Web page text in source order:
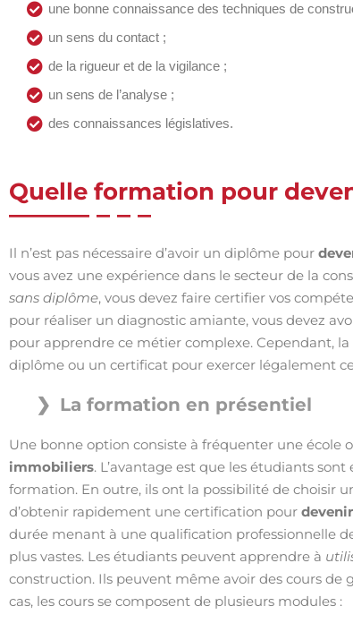
une bonne connaissance des techniques de
un sens du contact ;
de la rigueur et de la vigilance ;
un sens de l’analyse ;
des connaissances législatives.
Quelle formation pour
Il n’est pas nécessaire d’avoir un diplôme pour
vous avez une expérience dans le secteur de la
sans diplôme, vous devez faire certifier vos
pour réaliser un diagnostic amiante, vous devez
pour apprendre ce métier complexe. Cependant, la
diplôme ou un certificat pour exercer légalement
La formation en présentiel
Une bonne option consiste à fréquenter une école
immobiliers. L’avantage est que les étudiants
formation. En outre, ils ont la possibilité de choisir
d’obtenir rapidement une certification pour
durée menant à une qualification professionnelle
plus vastes. Les étudiants peuvent apprendre à
construction. Ils peuvent même avoir des cours de
cas, les cours se composent de plusieurs modules :